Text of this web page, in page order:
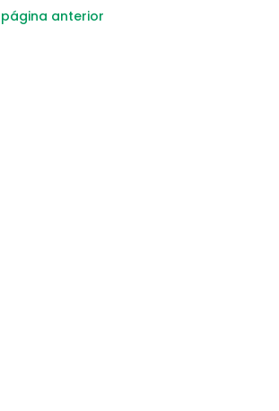
anterior